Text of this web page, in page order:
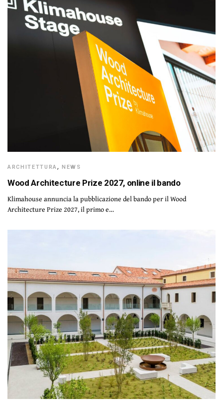
ARCHITETTURA, NEWS
Wood Architecture Prize 2027, online il bando
Klimahouse annuncia la pubblicazione del bando per il Wood
Architecture Prize 2027, il primo e…